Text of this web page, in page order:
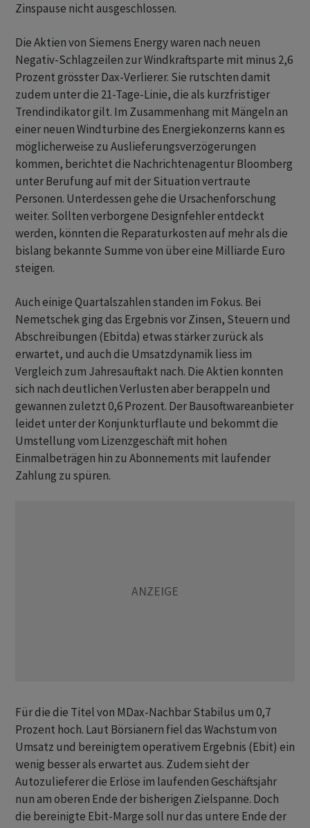
Zinspause nicht ausgeschlossen.
Die Aktien von Siemens Energy waren nach neuen
Negativ-Schlagzeilen zur Windkraftsparte mit minus 2,6
Prozent grösster Dax-Verlierer. Sie rutschten damit
zudem unter die 21-Tage-Linie, die als kurzfristiger
Trendindikator gilt. Im Zusammenhang mit Mängeln an
einer neuen Windturbine des Energiekonzerns kann es
möglicherweise zu Auslieferungsverzögerungen
kommen, berichtet die Nachrichtenagentur Bloomberg
unter Berufung auf mit der Situation vertraute
Personen. Unterdessen gehe die Ursachenforschung
weiter. Sollten verborgene Designfehler entdeckt
werden, könnten die Reparaturkosten auf mehr als die
bislang bekannte Summe von über eine Milliarde Euro
steigen.
Auch einige Quartalszahlen standen im Fokus. Bei
Nemetschek ging das Ergebnis vor Zinsen, Steuern und
Abschreibungen (Ebitda) etwas stärker zurück als
erwartet, und auch die Umsatzdynamik liess im
Vergleich zum Jahresauftakt nach. Die Aktien konnten
sich nach deutlichen Verlusten aber berappeln und
gewannen zuletzt 0,6 Prozent. Der Bausoftwareanbieter
leidet unter der Konjunkturflaute und bekommt die
Umstellung vom Lizenzgeschäft mit hohen
Einmalbeträgen hin zu Abonnements mit laufender
Zahlung zu spüren.
Für die die Titel von MDax-Nachbar Stabilus um 0,7
Prozent hoch. Laut Börsianern fiel das Wachstum von
Umsatz und bereinigtem operativem Ergebnis (Ebit) ein
wenig besser als erwartet aus. Zudem sieht der
Autozulieferer die Erlöse im laufenden Geschäftsjahr
nun am oberen Ende der bisherigen Zielspanne. Doch
die bereinigte Ebit-Marge soll nur das untere Ende der